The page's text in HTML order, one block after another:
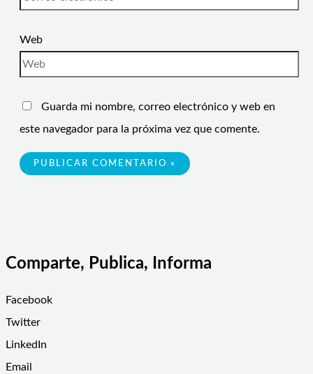
Web
Guarda mi nombre, correo electrónico y web en
este navegador para la próxima vez que comente.
Comparte, Publica, Informa
Facebook
Twitter
LinkedIn
Email